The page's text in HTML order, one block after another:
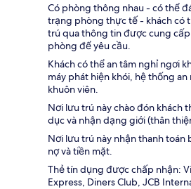
Có phòng thông nhau - có thể
trạng phòng thực tế - khách có
trú qua thông tin được cung
phòng để yêu cầu.
Khách có thể an tâm nghỉ ngơi
máy phát hiện khói, hệ thống
khuôn viên.
Nơi lưu trú này chào đón khách
dục và nhận dạng giới (thân
Nơi lưu trú này nhận thanh
nợ và tiền mặt.
Thẻ tín dụng được chấp nhận:
Express, Diners Club, JCB